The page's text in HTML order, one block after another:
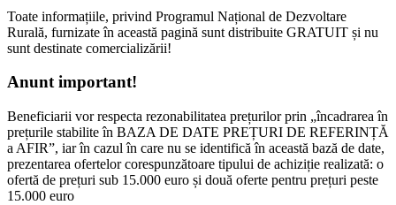
Toate informațiile, privind Programul Național de Dezvoltare
Rurală, furnizate în această pagină sunt distribuite GRATUIT și nu
sunt destinate comercializării!
Anunt important!
Beneficiarii vor respecta rezonabilitatea prețurilor prin „încadrarea în
prețurile stabilite în BAZA DE DATE PREȚURI DE REFERINȚĂ
a AFIR”, iar în cazul în care nu se identifică în această bază de date,
prezentarea ofertelor corespunzătoare tipului de achiziție realizată: o
ofertă de prețuri sub 15.000 euro și două oferte pentru prețuri peste
15.000 euro